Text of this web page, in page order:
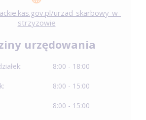
urzad-skarbowy-w-
strzyzowie
urzędowania
8:00 - 18:00
8:00 - 15:00
8:00 - 15:00